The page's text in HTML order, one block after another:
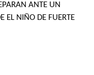
ANTE UN
EL NIÑO DE FUERTE